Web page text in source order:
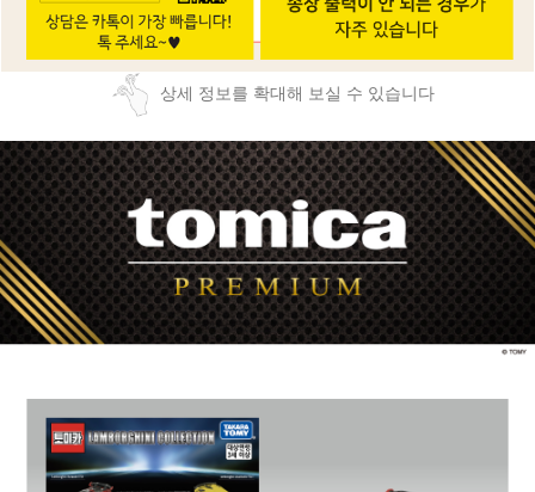
상세 정보를 확대해 보실 수 있습니다